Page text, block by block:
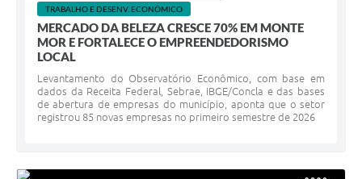
TRABALHO E DESENV. ECONÔMICO
MERCADO DA BELEZA CRESCE 70% EM MONTE
MOR E FORTALECE O EMPREENDEDORISMO
LOCAL
Levantamento do Observatório Econômico, com base em
dados da Receita Federal, Sebrae, IBGE/Concla e das bases
de abertura de empresas do município, aponta que o setor
registrou 85 novas empresas no primeiro semestre de 2026